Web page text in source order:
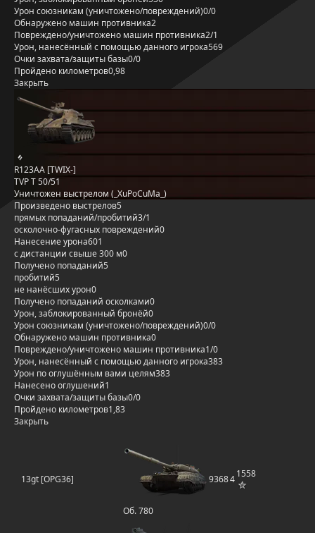
Урон союзникам (уничтожено/повреждений)0/0
Обнаружено машин противника2
Повреждено/уничтожено машин противника2/1
Урон, нанесённый с помощью данного игрока569
Очки захвата/защиты базы0/0
Пройдено километров0,98
Закрыть
R123AA [TWIX-]
TVP T 50/51
Уничтожен выстрелом (_XuPoCuMa_)
Произведено выстрелов5
прямых попаданий/пробитий3/1
осколочно-фугасных повреждений0
Нанесение урона601
с дистанции свыше 300 м0
Получено попаданий5
пробитий5
не нанёсших урон0
Получено попаданий осколками0
Урон, заблокированный бронёй0
Урон союзникам (уничтожено/повреждений)0/0
Обнаружено машин противника0
Повреждено/уничтожено машин противника1/0
Урон, нанесённый с помощью данного игрока383
Урон по оглушённым вами целям383
Нанесено оглушений1
Очки захвата/защиты базы0/0
Пройдено километров1,83
Закрыть
13gt [OPG36]
Об. 780
936841558